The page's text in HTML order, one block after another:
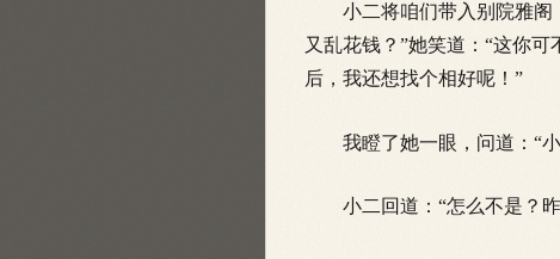
小二将咱们带入别院雅阁，
又乱花钱？”她笑道：“这你
后，我还想找个相好呢！”
我瞪了她一眼，问道：“小
小二回道：“怎么不是？昨